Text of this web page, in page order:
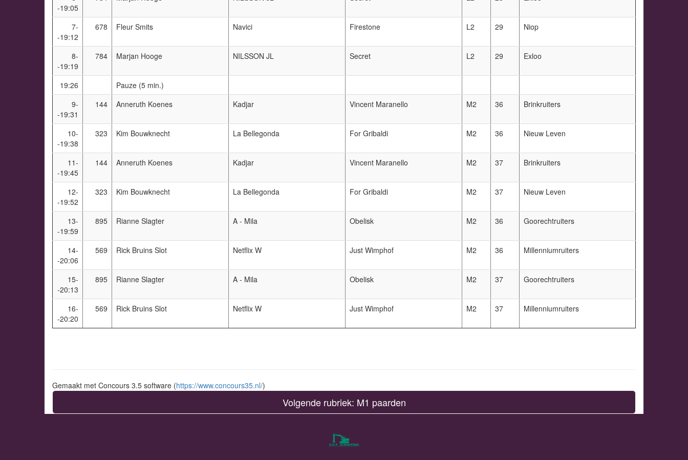
-19:05
7-
-19:12
678 Fleur Smits Navici Firestone L2 29 Niop
8-
-19:19
784 Marjan Hooge NILSSON JL Secret L2 29 Exloo
19:26
Pauze (5 min.)
9-
-19:31
144 Anneruth Koenes Kadjar Vincent Maranello M2 36 Brinkruiters
10-
-19:38
323 Kim Bouwknecht La Bellegonda For Gribaldi M2 36 Nieuw Leven
11-
-19:45
144 Anneruth Koenes Kadjar Vincent Maranello M2 37 Brinkruiters
12-
-19:52
323 Kim Bouwknecht La Bellegonda For Gribaldi M2 37 Nieuw Leven
13-
-19:59
895 Rianne Slagter A - Mila Obelisk M2 36 Goorechtruiters
14-
-20:06
569 Rick Bruins Slot Netflix W Just Wimphof M2 36 Millenniumruiters
15-
-20:13
895 Rianne Slagter A - Mila Obelisk M2 37 Goorechtruiters
16-
-20:20
569 Rick Bruins Slot Netflix W Just Wimphof M2 37 Millenniumruiters
Gemaakt met Concours 3.5 software (https://www.concours35.nl/)
Volgende rubriek: M1 paarden